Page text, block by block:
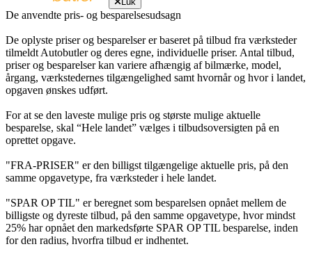
De anvendte pris- og besparelsesudsagn
De oplyste priser og besparelser er baseret på tilbud fra værksteder
tilmeldt Autobutler og deres egne, individuelle priser. Antal tilbud,
priser og besparelser kan variere afhængig af bilmærke, model,
årgang, værkstedernes tilgængelighed samt hvornår og hvor i landet,
opgaven ønskes udført.
For at se den laveste mulige pris og største mulige aktuelle
besparelse, skal “Hele landet” vælges i tilbudsoversigten på en
oprettet opgave.
"FRA-PRISER" er den billigst tilgængelige aktuelle pris, på den
samme opgavetype, fra værksteder i hele landet.
"SPAR OP TIL" er beregnet som besparelsen opnået mellem de
billigste og dyreste tilbud, på den samme opgavetype, hvor mindst
25% har opnået den markedsførte SPAR OP TIL besparelse, inden
for den radius, hvorfra tilbud er indhentet.